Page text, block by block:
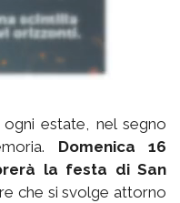
estate, nel segno
Domenica 16
la festa di San
che si svolge attorno